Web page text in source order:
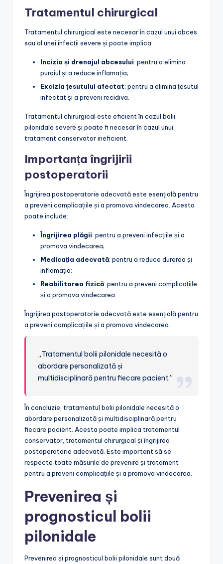
Tratamentul chirurgical
Tratamentul chirurgical este necesar în cazul unui abces
sau al unei infecții severe și poate implica:
Incizia și drenajul abcesului: pentru a elimina
puroiul și a reduce inflamația;
Excizia țesutului afectat: pentru a elimina țesutul
infectat și a preveni recidiva.
Tratamentul chirurgical este eficient în cazul bolii
pilonidale severe și poate fi necesar în cazul unui
tratament conservator ineficient.
Importanța îngrijirii
postoperatorii
Îngrijirea postoperatorie adecvată este esențială pentru
a preveni complicațiile și a promova vindecarea. Acesta
poate include:
Îngrijirea plăgii: pentru a preveni infecțiile și a
promova vindecarea;
Medicația adecvată: pentru a reduce durerea și
inflamația;
Reabilitarea fizică: pentru a preveni complicațiile
și a promova vindecarea.
Îngrijirea postoperatorie adecvată este esențială pentru
a preveni complicațiile și a promova vindecarea.
„Tratamentul bolii pilonidale necesită o
abordare personalizată și
multidisciplinară pentru fiecare pacient.”
În concluzie, tratamentul bolii pilonidale necesită o
abordare personalizată și multidisciplinară pentru
fiecare pacient. Acesta poate implica tratamentul
conservator, tratamentul chirurgical și îngrijirea
postoperatorie adecvată. Este important să se
respecte toate măsurile de prevenire și tratament
pentru a preveni complicațiile și a promova vindecarea.
Prevenirea și
prognosticul bolii
pilonidale
Prevenirea și prognosticul bolii pilonidale sunt două